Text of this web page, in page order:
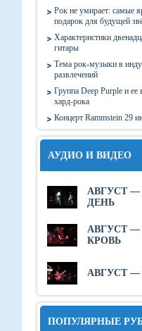
Рок не умирает: самые
подарок для будущей
Характеристики
гитары
Тема рок-музыки в
развлечений
Группа Deep Purple и ее
хард-рока
Концерт Rammstein 29
АУДИО И ВИДЕО
АВГУСТ —
ДЕНЬ
АВГУСТ —
КРОВЬ
АВГУСТ
ПОПУЛЯРНЫЕ